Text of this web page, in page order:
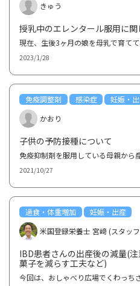
きゅう
授乳中のエレンタール服用に関
2023/1/28
免疫調整剤 感染症
妊娠・
かおり
子供の予防接種について
2021/10/27
過食・体重増加
妊娠・出産
米国登録栄養士 宮﨑 (スタッ
IBD患者さんの出産後の減量(
菓子を減らす工夫など)